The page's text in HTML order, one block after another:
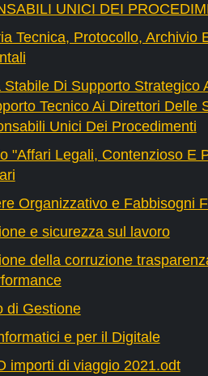
UNICI DEI
Tecnica, Protocollo, Archivio
Stabile Di Supporto Strategico
Tecnico Ai Direttori Delle
Unici Dei Procedimenti
"Affari Legali, Contenzioso E
Organizzativo e Fabbisogni
e sicurezza sul lavoro
della corruzione
di Gestione
e per il Digitale
importi di viaggio 2021.odt